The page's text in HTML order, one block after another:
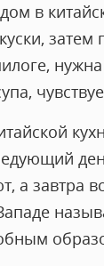
в
а завтра